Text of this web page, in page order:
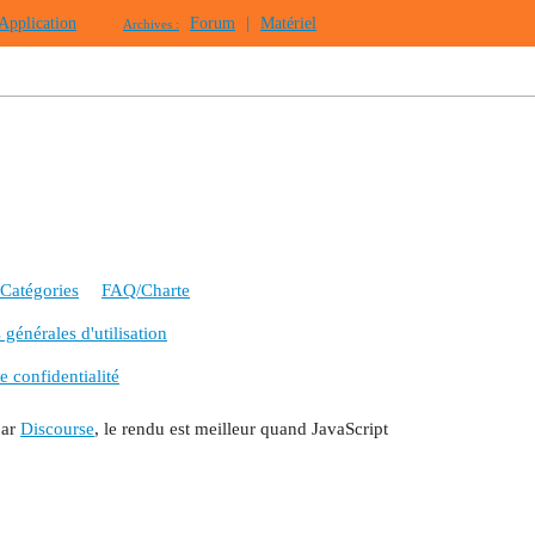
Archives : Forum Matériel
Catégories FAQ/Charte
d'utilisation
confidentialité
Discourse, le rendu est meilleur quand JavaScript